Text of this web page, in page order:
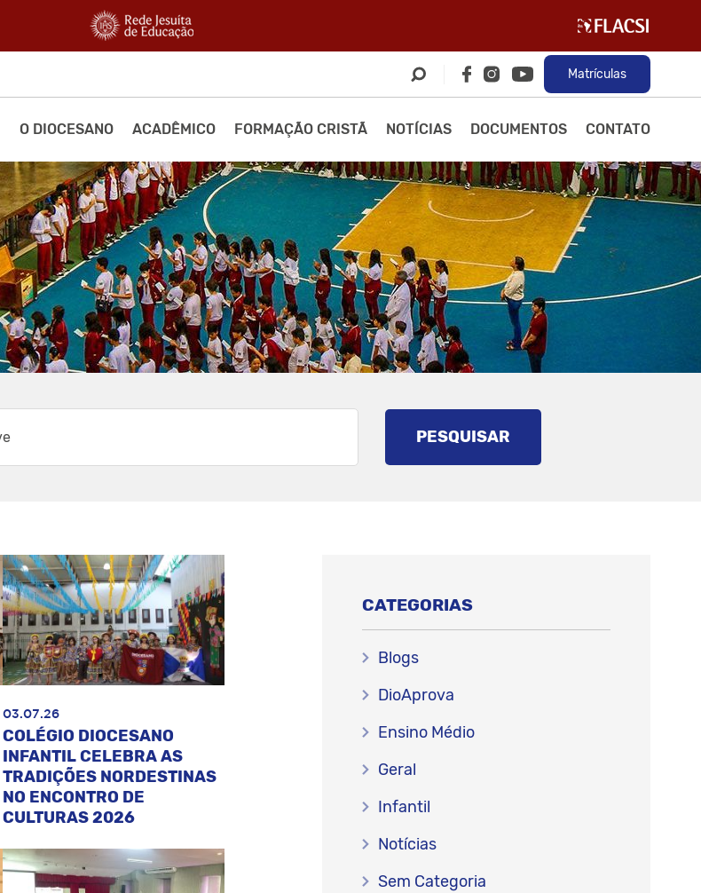
Matrículas
O DIOCESANO ACADÊMICO FORMAÇÃO CRISTÃ NOTÍCIAS DOCUMENTOS CONTATO
PESQUISAR
03.07.26
COLÉGIO DIOCESANO
INFANTIL CELEBRA AS
TRADIÇÕES NORDESTINAS
NO ENCONTRO DE
CULTURAS 2026
CATEGORIAS
Blogs
DioAprova
Ensino Médio
Geral
Infantil
Notícias
Sem Categoria